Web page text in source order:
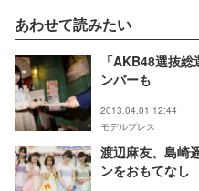
あわせて読みたい
「AKB48選抜
ンバーも
2013.04.01 12:44
モデルプレス
渡辺麻友、島崎
ンをおもてなし